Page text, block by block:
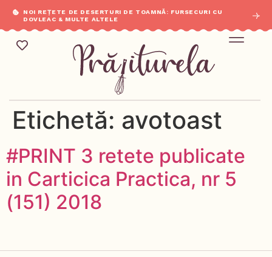
NOI REȚETE DE DESERTURI DE TOAMNĂ: FURSECURI CU
DOVLEAC & MULTE ALTELE
Etichetă: avotoast
#PRINT 3 retete publicate
in Carticica Practica, nr 5
(151) 2018